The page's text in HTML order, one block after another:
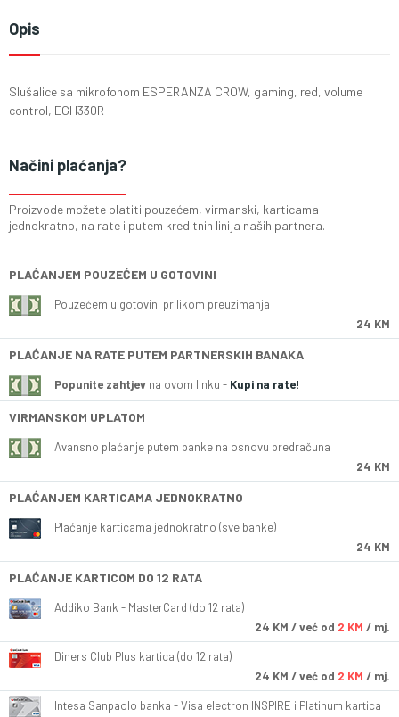
Opis
Slušalice sa mikrofonom ESPERANZA CROW, gaming, red, volume
control, EGH330R
Načini plaćanja?
Proizvode možete platiti pouzećem, virmanski, karticama
jednokratno, na rate i putem kreditnih linija naših partnera.
PLAĆANJEM POUZEĆEM U GOTOVINI
Pouzećem u gotovini prilikom preuzimanja
24 KM
PLAĆANJE NA RATE PUTEM PARTNERSKIH BANAKA
Popunite zahtjev na ovom linku - Kupi na rate!
VIRMANSKOM UPLATOM
Avansno plaćanje putem banke na osnovu predračuna
24 KM
PLAĆANJEM KARTICAMA JEDNOKRATNO
Plaćanje karticama jednokratno (sve banke)
24 KM
PLAĆANJE KARTICOM DO 12 RATA
Addiko Bank - MasterCard (do 12 rata)
24 KM / već od 2 KM / mj.
Diners Club Plus kartica (do 12 rata)
24 KM / već od 2 KM / mj.
Intesa Sanpaolo banka - Visa electron INSPIRE i Platinum kartica